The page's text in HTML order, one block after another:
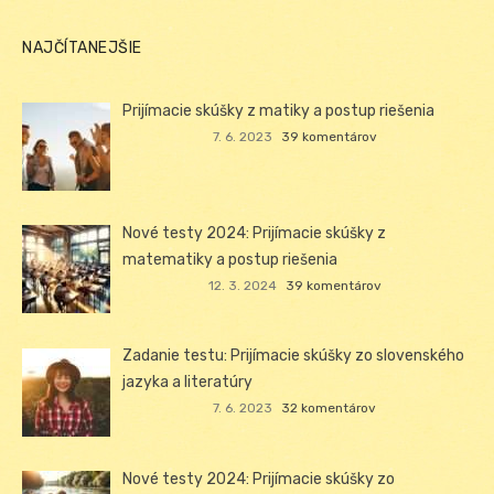
NAJČÍTANEJŠIE
Prijímacie skúšky z matiky a postup riešenia
7. 6. 2023 39 komentárov
Nové testy 2024: Prijímacie skúšky z
matematiky a postup riešenia
12. 3. 2024 39 komentárov
Zadanie testu: Prijímacie skúšky zo slovenského
jazyka a literatúry
7. 6. 2023 32 komentárov
Nové testy 2024: Prijímacie skúšky zo